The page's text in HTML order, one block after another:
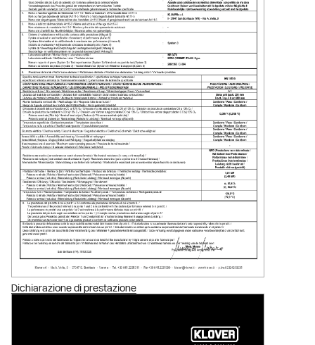
Dichiarazione di prestazione